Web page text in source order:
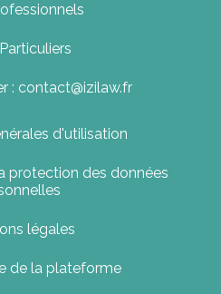
: contact@izilaw.fr
d'utilisation
protection des données
légales
de la plateforme